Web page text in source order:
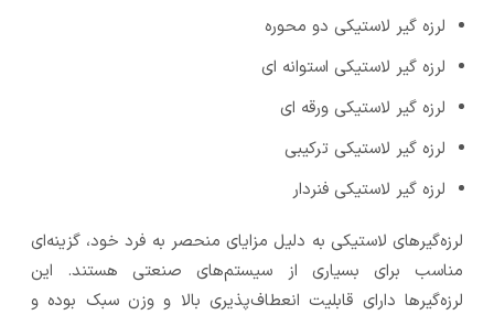
لرزه گیر لاستیکی دو محوره
لرزه گیر لاستیکی استوانه ای
لرزه گیر لاستیکی ورقه ای
لرزه گیر لاستیکی ترکیبی
لرزه گیر لاستیکی فنردار
لرزه‌گیرهای لاستیکی به دلیل مزایای منحصر به فرد خود، گزینه‌ای
مناسب برای بسیاری از سیستم‌های صنعتی هستند. این
لرزه‌گیرها دارای قابلیت انعطاف‌پذیری بالا و وزن سبک بوده و